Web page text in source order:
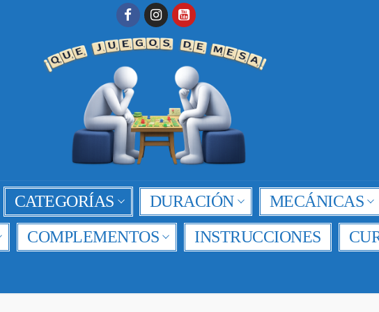
CATEGORÍAS DURACIÓN MECÁNICAS
COMPLEMENTOS INSTRUCCIONES